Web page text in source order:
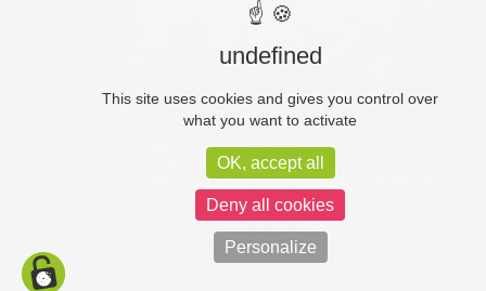
Facebook (like box) is disabled. Allow
☝ 🍪
undefined
This site uses cookies and gives you control over
what you want to activate
OK, accept all
Deny all cookies
Personalize